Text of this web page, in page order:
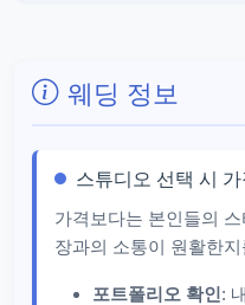
웨딩 정보
스튜디오 선택 시
가격보다는 본인들의
장과의 소통이 원활한
포트폴리오 확인 :